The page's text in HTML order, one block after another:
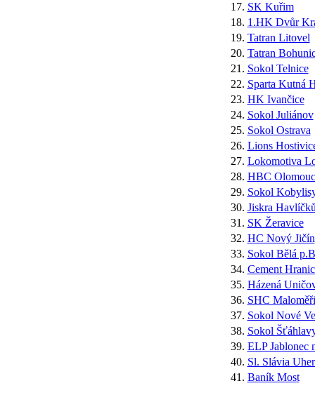
17. SK Kuřim
18. 1.HK Dvůr
19. Tatran Litovel
20. Tatran
21. Sokol Telnice
22. Sparta Kutná
23. HK Ivančice
24. Sokol Juliánov
25. Sokol Ostrava
26. Lions
27. Lokomotiva
28. HBC
29. Sokol
30. Jiskra
31. SK Žeravice
32. HC Nový Jičín
33. Sokol Bělá
34. Cement
35. Házená
36. SHC
37. Sokol Nové
38. Sokol
39. ELP Jablonec
40. Sl. Slávia
41. Baník Most